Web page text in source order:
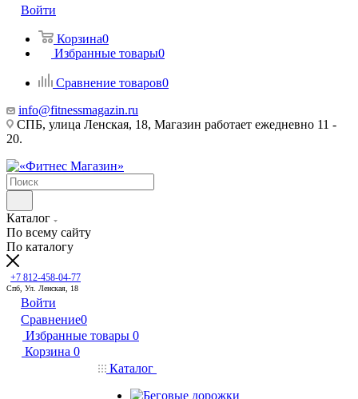
Войти
Корзина0
Избранные товары0
Сравнение товаров0
info@fitnessmagazin.ru
СПБ, улица Ленская, 18, Магазин работает ежедневно 11 -
20.
Каталог
По всему сайту
По каталогу
+7 812-458-04-77
Спб, Ул. Ленская, 18
Войти
Сравнение0
Избранные товары 0
Корзина 0
Каталог